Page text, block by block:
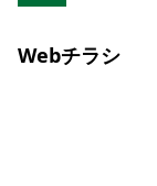
Webチラシ